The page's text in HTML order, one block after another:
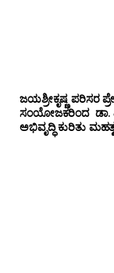
ಜಯಶ್ರೀಕೃಷ್ಣ ಪರಿಸರ
ಸಂಯೋಜಕರಿಂದ ಡಾ.
ಅಭಿವೃದ್ಧಿ ಕುರಿತು